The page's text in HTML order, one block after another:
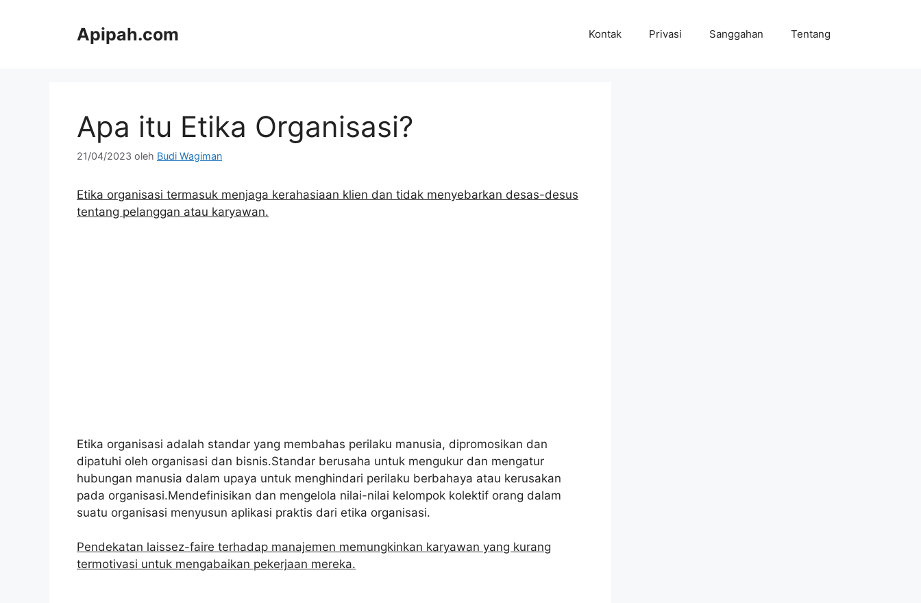
Apipah.com Kontak Privasi Sanggahan Tentang
Apa itu Etika Organisasi?
21/04/2023 oleh Budi Wagiman
Etika organisasi termasuk menjaga kerahasiaan klien dan tidak menyebarkan desas-desus
tentang pelanggan atau karyawan.
Etika organisasi adalah standar yang membahas perilaku manusia, dipromosikan dan
dipatuhi oleh organisasi dan bisnis.Standar berusaha untuk mengukur dan mengatur
hubungan manusia dalam upaya untuk menghindari perilaku berbahaya atau kerusakan
pada organisasi.Mendefinisikan dan mengelola nilai-nilai kelompok kolektif orang dalam
suatu organisasi menyusun aplikasi praktis dari etika organisasi.
Pendekatan laissez-faire terhadap manajemen memungkinkan karyawan yang kurang
termotivasi untuk mengabaikan pekerjaan mereka.